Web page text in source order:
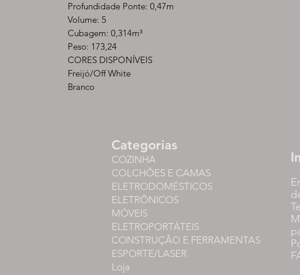
Profundidade Ponte: 0,47m
Volume: 5
Cubagem: 0,314m³
Peso: 173,24
CORES DISPONÍVEIS
Freijó/Off White
Branco
Categorias
COZINHA
COLCHÕES E CAMAS
ELETRODOMÉSTICOS
ELETRÔNICOS
MÓVEIS
ELETROPORTÁTEIS
CONSTRUÇÃO E FERRAMENTAS
ESPORTE/LASER
Loja